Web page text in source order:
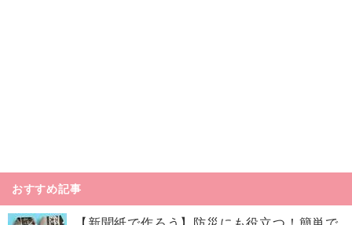
おすすめ記事